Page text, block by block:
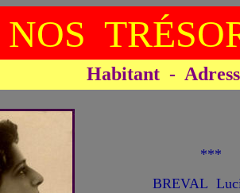
NOS
Habitant -
***
BREVAL